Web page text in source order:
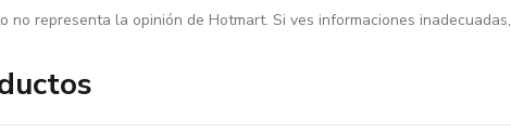
no representa la opinión de Hotmart. Si ves informaciones inadecuadas,